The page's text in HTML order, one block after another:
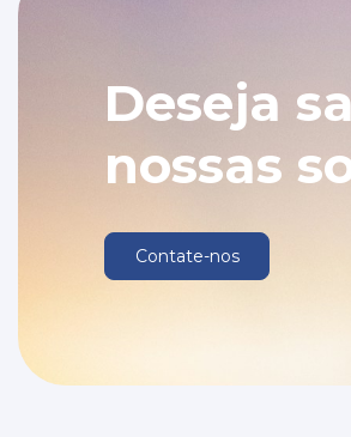
Deseja
nossas
Contate-nos